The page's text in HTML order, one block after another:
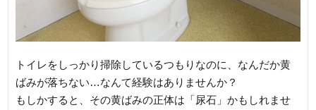
トイレをしっかり掃除しているつもりなのに、なんだか黄
ばみが落ちない…なんて経験はありませんか？
もしかすると、その黄ばみの正体は「尿石」かもしれませ